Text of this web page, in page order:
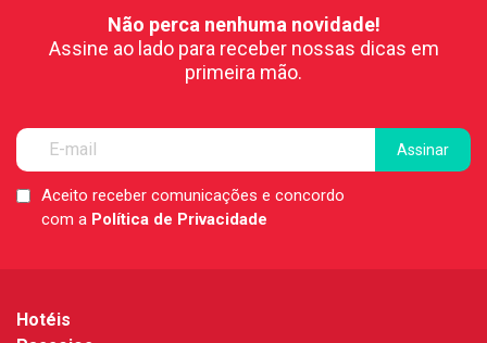
Não perca nenhuma novidade!
Assine ao lado para receber nossas dicas em
primeira mão.
LGPDAceito receber comunicações e concordo
com a Política de Privacidade
Hotéis